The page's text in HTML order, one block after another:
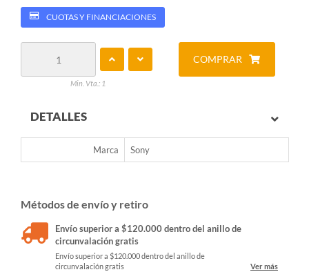
CUOTAS Y FINANCIACIONES
Min. Vta.: 1
COMPRAR
DETALLES
Marca Sony
Métodos de envío y retiro
Envío superior a $120.000 dentro del anillo de
circunvalación gratis
Envío superior a $120.000 dentro del anillo de
circunvalación gratis
Ver más